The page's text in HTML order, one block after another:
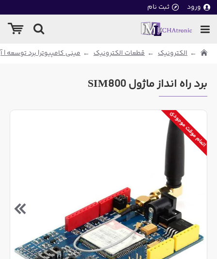
ورود ثبت نام
الکترونیک قطعات الکترونیک مینی کامپیوتر| برد توسعه |
برد راه انداز ماژول SIM800
اتمام موقت موجودی